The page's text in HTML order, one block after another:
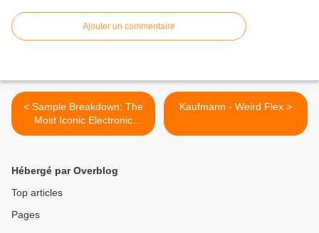
Ajouter un commentaire
< Sample Breakdown: The
Most Iconic Electronic
Music Sample of Every Year
Kaufmann - Weird Flex >
Hébergé par Overblog
Top articles
Pages